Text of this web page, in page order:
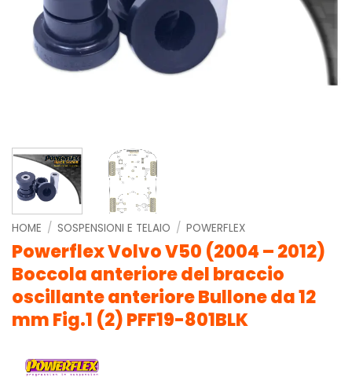
HOME / SOSPENSIONI E TELAIO / POWERFLEX
Powerflex Volvo V50 (2004 – 2012)
Boccola anteriore del braccio
oscillante anteriore Bullone da 12
mm Fig.1 (2) PFF19-801BLK